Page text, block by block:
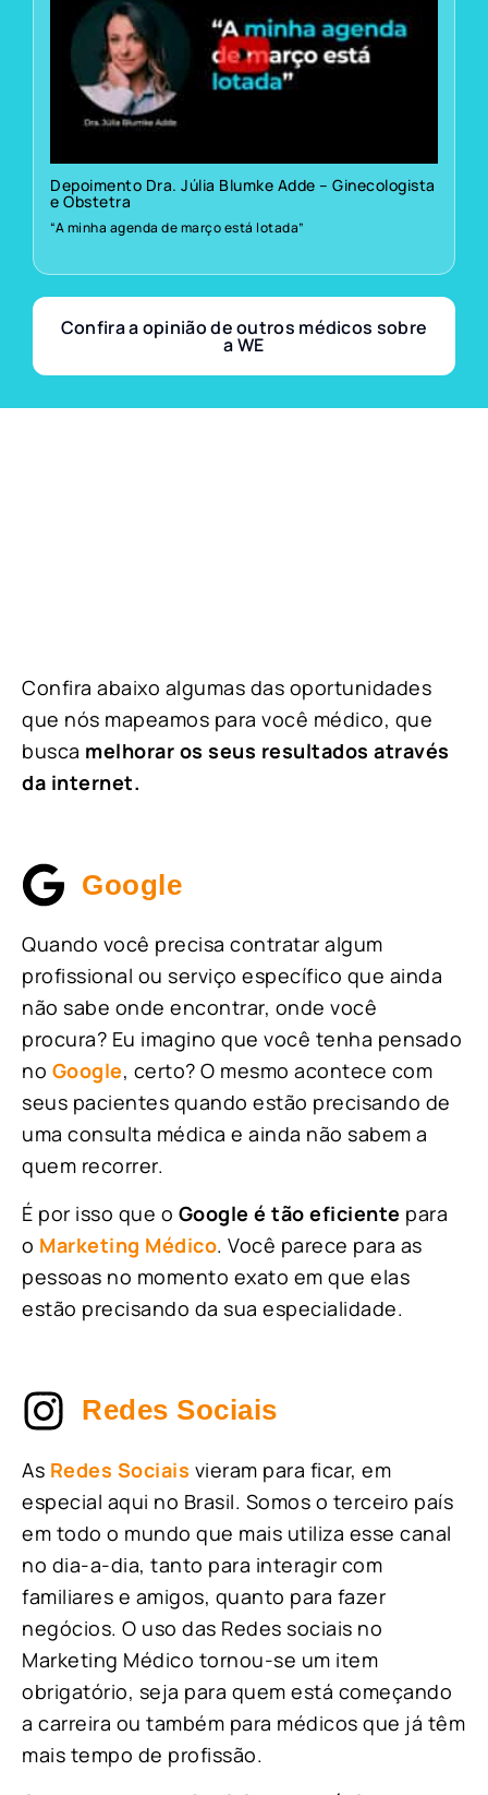
Depoimento Dra. Júlia Blumke Adde – Ginecologista
e Obstetra
“A minha agenda de março está lotada”
Confira a opinião de outros médicos sobre
a WE
Confira abaixo algumas das oportunidades
que nós mapeamos para você médico, que
busca melhorar os seus resultados através
da internet.
Google
Quando você precisa contratar algum
profissional ou serviço específico que ainda
não sabe onde encontrar, onde você
procura? Eu imagino que você tenha pensado
no Google, certo? O mesmo acontece com
seus pacientes quando estão precisando de
uma consulta médica e ainda não sabem a
quem recorrer.
É por isso que o Google é tão eficiente para
o Marketing Médico. Você parece para as
pessoas no momento exato em que elas
estão precisando da sua especialidade.
Redes Sociais
As Redes Sociais vieram para ficar, em
especial aqui no Brasil. Somos o terceiro país
em todo o mundo que mais utiliza esse canal
no dia-a-dia, tanto para interagir com
familiares e amigos, quanto para fazer
negócios. O uso das Redes sociais no
Marketing Médico tornou-se um item
obrigatório, seja para quem está começando
a carreira ou também para médicos que já têm
mais tempo de profissão.